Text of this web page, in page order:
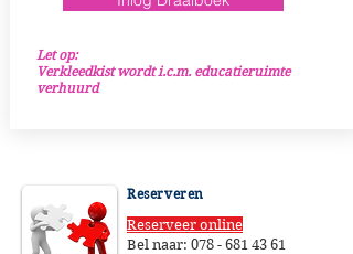
Let op:
Verkleedkist wordt i.c.m. educatieruimte
verhuurd
Reserveren
Reserveer online
Bel naar: 078 - 681 43 61